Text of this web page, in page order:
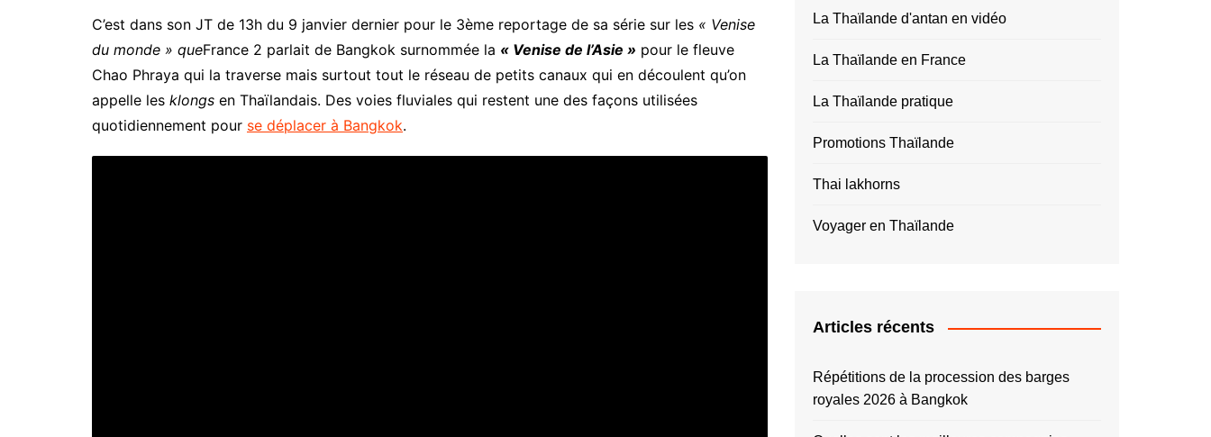
C’est dans son JT de 13h du 9 janvier dernier pour le 3ème reportage de sa série sur les « Venise
du monde » queFrance 2 parlait de Bangkok surnommée la « Venise de l’Asie » pour le fleuve
Chao Phraya qui la traverse mais surtout tout le réseau de petits canaux qui en découlent qu’on
appelle les klongs en Thaïlandais. Des voies fluviales qui restent une des façons utilisées
quotidiennement pour se déplacer à Bangkok.
La Thaïlande d'antan en vidéo
La Thaïlande en France
La Thaïlande pratique
Promotions Thaïlande
Thai lakhorns
Voyager en Thaïlande
Articles récents
Répétitions de la procession des barges
royales 2026 à Bangkok